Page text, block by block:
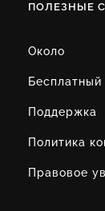
ПОЛЕЗНЫЕ
Около
Поддержка
Политика
Правовое